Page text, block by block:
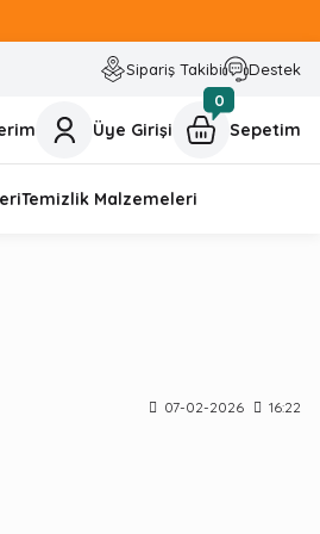
Sipariş Takibi Destek
Üye Girişi
0
Sepetim
Temizlik Malzemeleri
07-02-2026 16:22